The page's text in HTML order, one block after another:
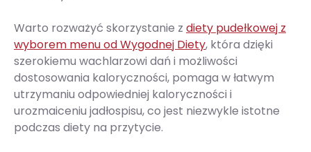
Warto rozważyć skorzystanie z diety pudełkowej z
wyborem menu od Wygodnej Diety, która dzięki
szerokiemu wachlarzowi dań i możliwości
dostosowania kaloryczności, pomaga w łatwym
utrzymaniu odpowiedniej kaloryczności i
urozmaiceniu jadłospisu, co jest niezwykle istotne
podczas diety na przytycie.